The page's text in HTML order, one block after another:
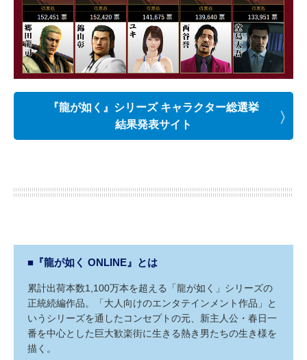
『龍が如く』シリーズ キャラクター総選挙
結果発表サイト
■『龍が如く ONLINE』とは
累計出荷本数1,100万本を超える「龍が如く」シリーズの
正統続編作品。「大人向けのエンタテインメント作品」と
いうシリーズを通したコンセプトの元、新主人公・春日一
番を中心とした巨大歓楽街に生きる熱き男たちの生き様を
描く。